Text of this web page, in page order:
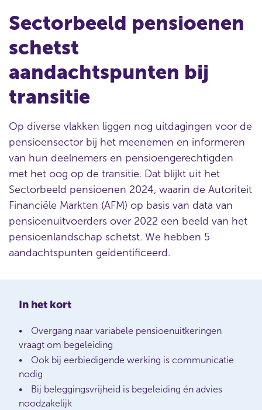
Sectorbeeld pensioenen
schetst
aandachtspunten bij
transitie
Op diverse vlakken liggen nog uitdagingen voor de
pensioensector bij het meenemen en informeren
van hun deelnemers en pensioengerechtigden
met het oog op de transitie. Dat blijkt uit het
Sectorbeeld pensioenen 2024, waarin de Autoriteit
Financiële Markten (AFM) op basis van data van
pensioenuitvoerders over 2022 een beeld van het
pensioenlandschap schetst. We hebben 5
aandachtspunten geïdentificeerd.
In het kort
Overgang naar variabele pensioenuitkeringen
vraagt om begeleiding
Ook bij eerbiedigende werking is communicatie
nodig
Bij beleggingsvrijheid is begeleiding én advies
noodzakelijk